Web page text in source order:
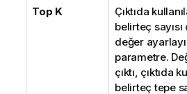
Top K
Çıktıda
belirteç
değer
parametre.
çıktı, çıktıda
belirteç tepe